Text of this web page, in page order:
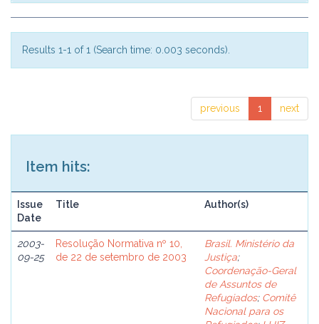
Results 1-1 of 1 (Search time: 0.003 seconds).
previous 1 next
Item hits:
Issue
Date
Title Author(s)
2003-
09-25
Resolução Normativa nº 10,
de 22 de setembro de 2003
Brasil. Ministério da
Justiça;
Coordenação-Geral
de Assuntos de
Refugiados; Comitê
Nacional para os